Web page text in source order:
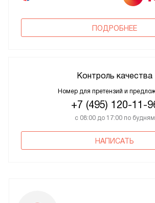
ПОДРОБНЕЕ
Контроль качества
Номер для претензий и
+7 (495) 120-11-
с 08:00 до 17:00 по будням
НАПИСАТЬ